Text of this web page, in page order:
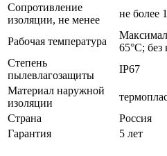
Сопротивление
изоляции, не менее
не более
Рабочая температура
65°С; без
Степень
пылевлагозащиты
IP67
Материал наружной
изоляции
Страна
Россия
Гарантия
5 лет